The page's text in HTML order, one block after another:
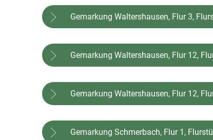
Gemarkung Waltershausen, Flur 3,
Gemarkung Waltershausen, Flur 12,
Gemarkung Waltershausen, Flur 12,
Gemarkung Schmerbach, Flur 1,